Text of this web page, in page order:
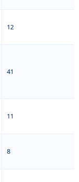
12
41
11
8